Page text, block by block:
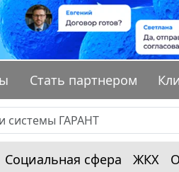
Стать партнером
Социальная сфера ЖКХ